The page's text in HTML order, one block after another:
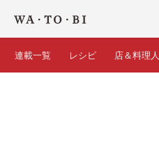
連載一覧 レシピ 店＆料理人